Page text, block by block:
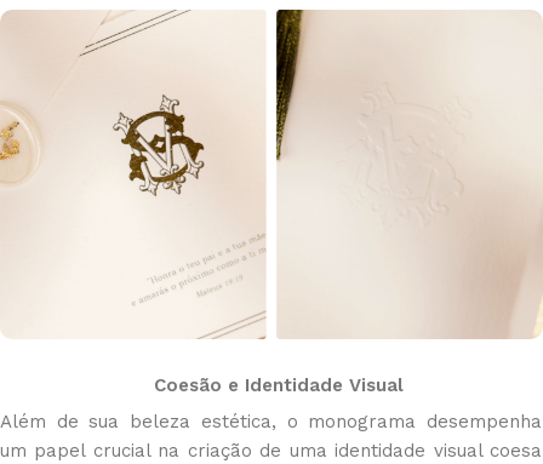
Coesão e Identidade Visual
Além de sua beleza estética, o monograma desempenha
um papel crucial na criação de uma identidade visual coesa